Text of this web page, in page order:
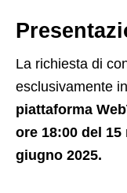
La richiesta di
esclusivamente
piattaforma
ore 18:00 del
giugno 2025.